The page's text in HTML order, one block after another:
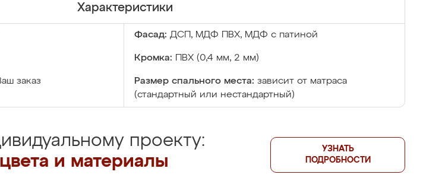
Характеристики
Фасад: ДСП, МДФ ПВХ, МДФ с патиной
Кромка: ПВХ (0,4 мм, 2 мм)
заказ Размер спального места: зависит от матраса
(стандартный или нестандартный)
проекту:
и материалы
УЗНАТЬ
ПОДРОБНОСТИ